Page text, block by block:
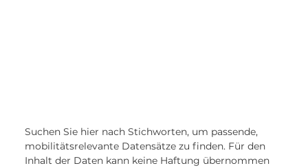
Suchen Sie hier nach Stichworten, um passende,
mobilitätsrelevante Datensätze zu finden. Für den
Inhalt der Daten kann keine Haftung übernommen